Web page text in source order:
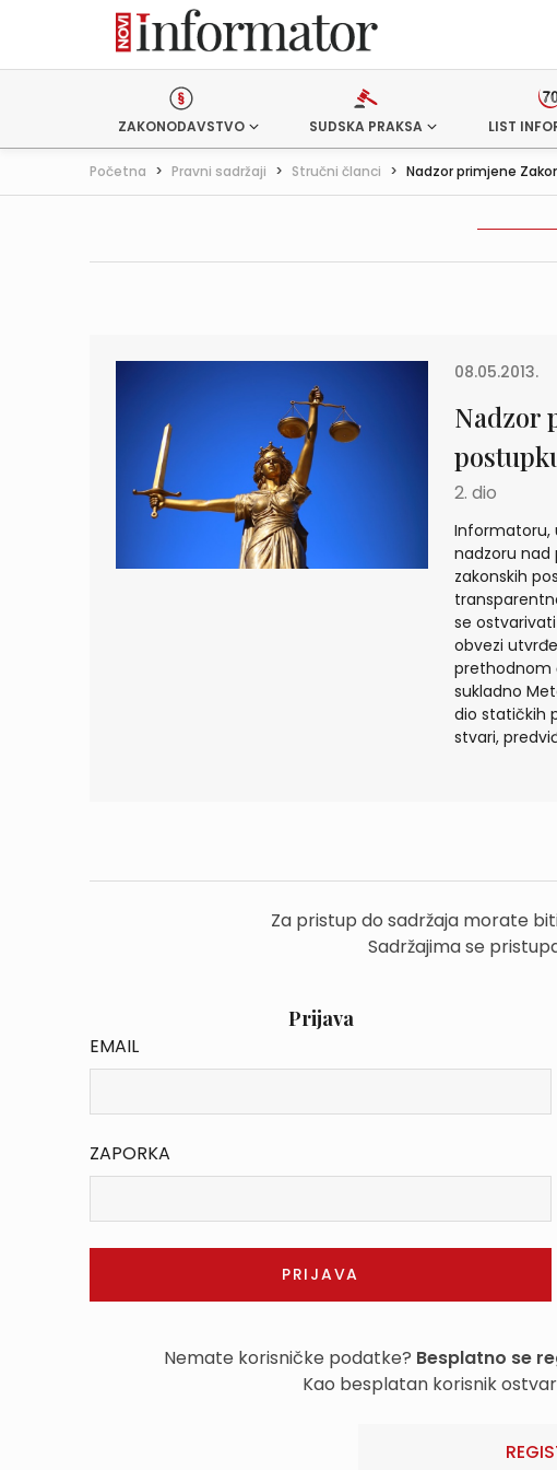
ZAKONODAVSTVO SUDSKA PRAKSA LIST
Početna > Pravni sadržaji > Stručni članci > Nadzor primjene
08.05.2013.
Nadzor
2. dio
Informatoru,
nadzoru nad
zakonskih
se
obvezi
prethodnom
sukladno
dio statičkih
stvari,
Za pristup do sadržaja morate
Sadržajima se
Prijava
EMAIL
ZAPORKA
Nemate korisničke podatke? Besplatno se
Kao besplatan korisnik